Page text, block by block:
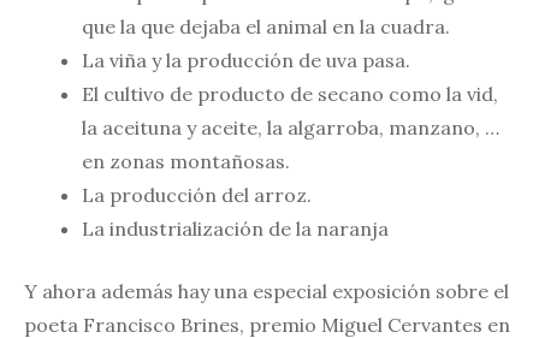
que la que dejaba el animal en la cuadra.
La viña y la producción de uva pasa.
El cultivo de producto de secano como la vid,
la aceituna y aceite, la algarroba, manzano, …
en zonas montañosas.
La producción del arroz.
La industrialización de la naranja
Y ahora además hay una especial exposición sobre el
poeta Francisco Brines, premio Miguel Cervantes en